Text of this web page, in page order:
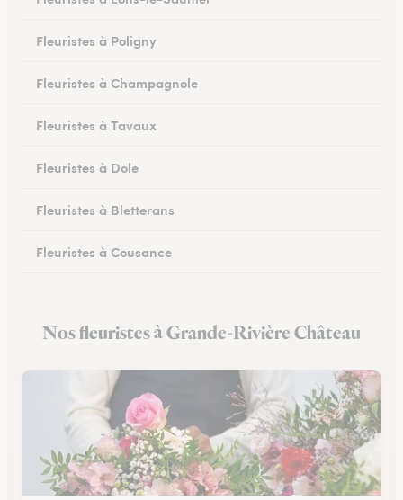
Fleuristes à Poligny
Fleuristes à Champagnole
Fleuristes à Tavaux
Fleuristes à Dole
Fleuristes à Bletterans
Fleuristes à Cousance
Fleuristes à Moirans-en-Montagne
Nos fleuristes à Grande-Rivière Château